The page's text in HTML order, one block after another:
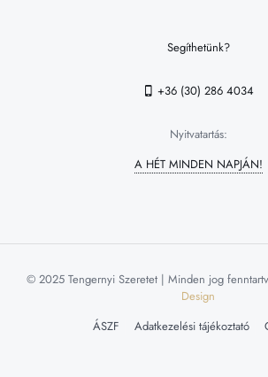
Segíthetünk?
+36 (30) 286 4034
Nyitvatartás:
A HÉT MINDEN NAPJÁN!
© 2025 Tengernyi Szeretet | Minden jog
Design
ÁSZF
Adatkezelési tájékoztató